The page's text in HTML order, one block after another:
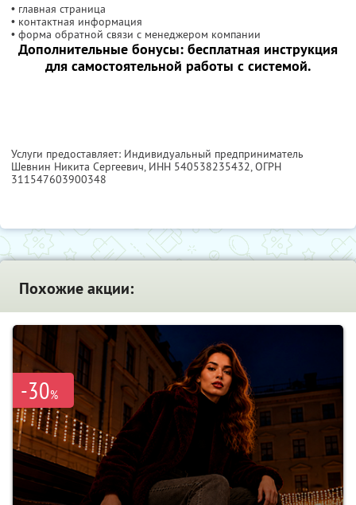
• главная страница
• контактная информация
• форма обратной связи с менеджером компании
Дополнительные бонусы: бесплатная инструкция
для самостоятельной работы с системой.
Услуги предоставляет: Индивидуальный предприниматель
Шевнин Никита Сергеевич, ИНН 540538235432, ОГРН
311547603900348
Похожие акции:
-30%